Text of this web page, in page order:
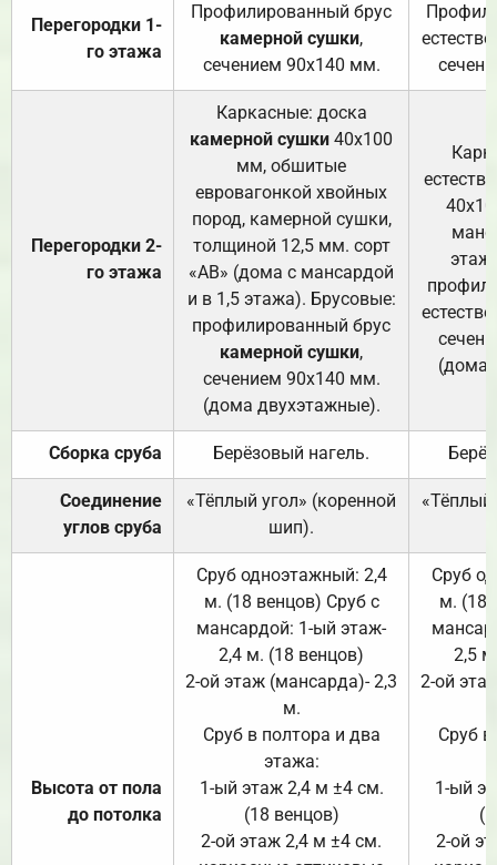
Перегородки 1-
го этажа
Профилированный брус
камерной сушки,
сечением 90х140 мм.
Перегородки 2-
го этажа
Каркасные: доска
камерной сушки 40х100
мм, обшитые
евровагонкой хвойных
пород, камерной сушки,
толщиной 12,5 мм. сорт
«АВ» (дома с мансардой
и в 1,5 этажа). Брусовые:
профилированный брус
камерной сушки,
сечением 90х140 мм.
(дома двухэтажные).
(дома
Сборка сруба Берёзовый нагель.
Соединение
углов сруба
«Тёплый угол» (коренной
шип).
«Тёплый
Высота от пола
до потолка
Сруб одноэтажный: 2,4
м. (18 венцов) Сруб с
мансардой: 1-ый этаж-
2,4 м. (18 венцов)
2-ой этаж (мансарда)- 2,3
м.
Сруб в полтора и два
этажа:
1-ый этаж 2,4 м ±4 см.
(18 венцов)
2-ой этаж 2,4 м ±4 см.
Сруб
м. (18
2,5
2-ой
Сруб
1-ый
2-ой